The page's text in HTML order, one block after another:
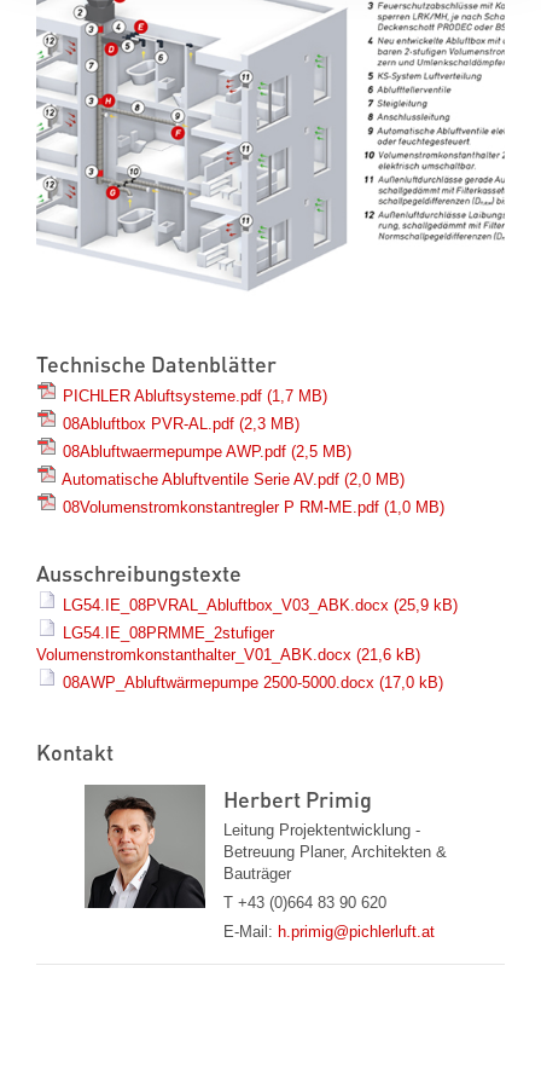
Technische Datenblätter
PICHLER Abluftsysteme.pdf (1,7 MB)
08Abluftbox PVR-AL.pdf (2,3 MB)
08Abluftwaermepumpe AWP.pdf (2,5 MB)
Automatische Abluftventile Serie AV.pdf (2,0 MB)
08Volumenstromkonstantregler P RM-ME.pdf (1,0 MB)
Ausschreibungstexte
LG54.IE_08PVRAL_Abluftbox_V03_ABK.docx (25,9 kB)
LG54.IE_08PRMME_2stufiger
Volumenstromkonstanthalter_V01_ABK.docx (21,6 kB)
08AWP_Abluftwärmepumpe 2500-5000.docx (17,0 kB)
Kontakt
Herbert Primig
Leitung Projektentwicklung -
Betreuung Planer, Architekten &
Bauträger
T +43 (0)664 83 90 620
E-Mail: h.primig@pichlerluft.at